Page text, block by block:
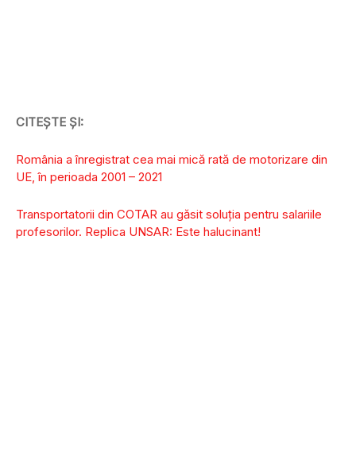
CITEȘTE ȘI:
România a înregistrat cea mai mică rată de motorizare din
UE, în perioada 2001 – 2021
Transportatorii din COTAR au găsit soluția pentru salariile
profesorilor. Replica UNSAR: Este halucinant!